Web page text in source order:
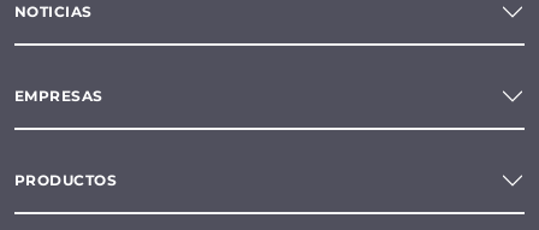
NOTICIAS
EMPRESAS
PRODUCTOS